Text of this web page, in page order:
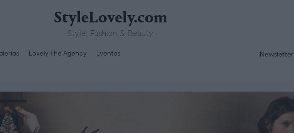
StyleLovely.com
· Style, Fashion & Beauty ·
Lovely The Agency Eventos Newsletter